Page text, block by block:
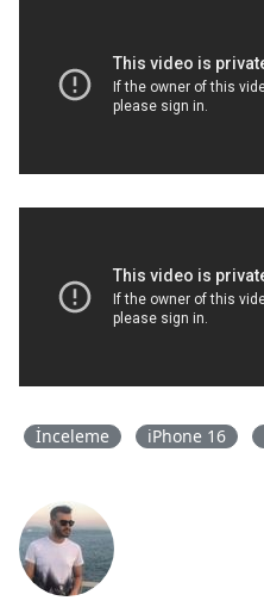
İnceleme iPhone 16